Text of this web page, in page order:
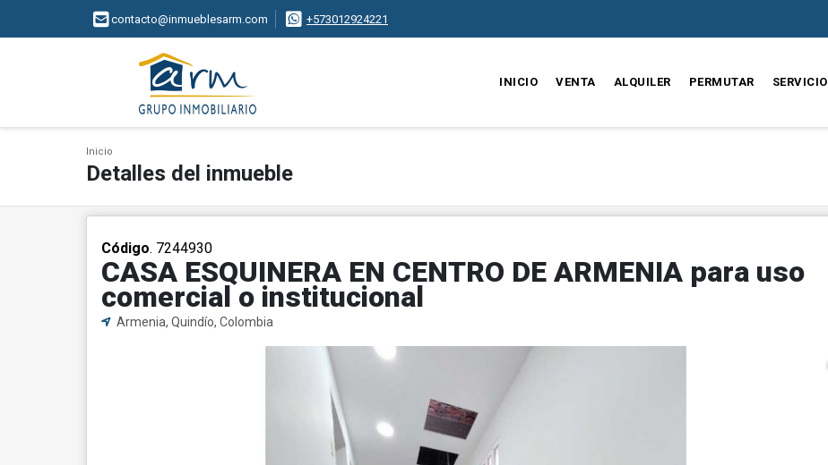
contacto@inmueblesarm.com +573012924221
INICIO VENTA ALQUILER PERMUTAR SERVICIO
Inicio
Detalles del inmueble
Código. 7244930
CASA ESQUINERA EN CENTRO DE ARMENIA para uso
comercial o institucional
Armenia, Quindío, Colombia